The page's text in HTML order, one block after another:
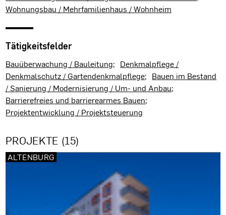
Wohnungsbau / Mehrfamilienhaus / Wohnheim
Tätigkeitsfelder
Bauüberwachung / Bauleitung
Denkmalpflege /
Denkmalschutz / Gartendenkmalpflege
Bauen im Bestand
/ Sanierung / Modernisierung / Um- und Anbau
Barrierefreies und barrierearmes Bauen
Projektentwicklung / Projektsteuerung
PROJEKTE (15)
ALTENBURG